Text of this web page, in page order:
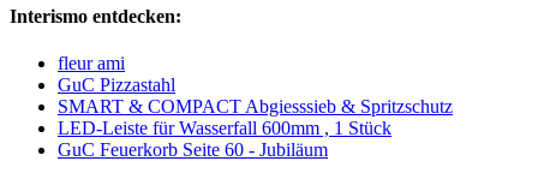
Interismo entdecken:
fleur ami
GuC Pizzastahl
SMART & COMPACT Abgiesssieb & Spritzschutz
LED-Leiste für Wasserfall 600mm , 1 Stück
GuC Feuerkorb Seite 60 - Jubiläum